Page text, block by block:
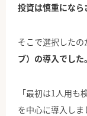
投資は慎重になら
そこで選択したの
ブ）の導入でした。
「最初は1人用も
を中心に導入し